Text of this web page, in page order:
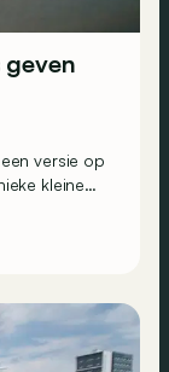
geven
versie op
kleine